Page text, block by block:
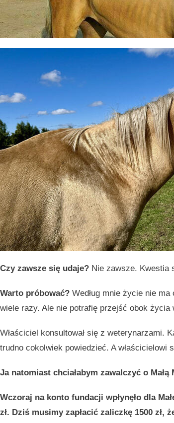
Czy zawsze się udaje? Nie zawsze. Kwestia
Warto próbować? Według mnie życie nie ma
wiele razy. Ale nie potrafię przejść obok życia
Właściciel konsultował się z weterynarzami.
trudno cokolwiek powiedzieć. A właścicielowi
Ja natomiast chciałabym zawalczyć o Małą
Wczoraj na konto fundacji wpłynęło dla
zł. Dziś musimy zapłacić zaliczkę 1500 zł,